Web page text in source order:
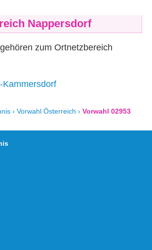
Nappersdorf
zum Ortnetzbereich
Kammersdorf
› Vorwahl Österreich › Vorwahl 02953